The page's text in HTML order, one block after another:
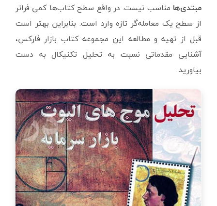
مبتدی‌ها مناسب نیست. در واقع سطح کتاب‌ها کمی فراتر
از سطح یک معامله‌گر تازه وارد است. بنابراین بهتر است
قبل از تهیه و مطالعه این مجموعه کتاب بازار فارکس،
آشنایی مقدماتی نسبت به تحلیل تکنیکال به دست
بیاورید.